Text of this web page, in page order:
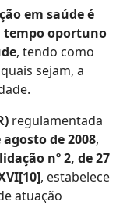
em saúde é
tempo oportuno
, tendo como
sejam, a
regulamentada
agosto de 2008,
nº 2, de 27
, estabelece
atuação